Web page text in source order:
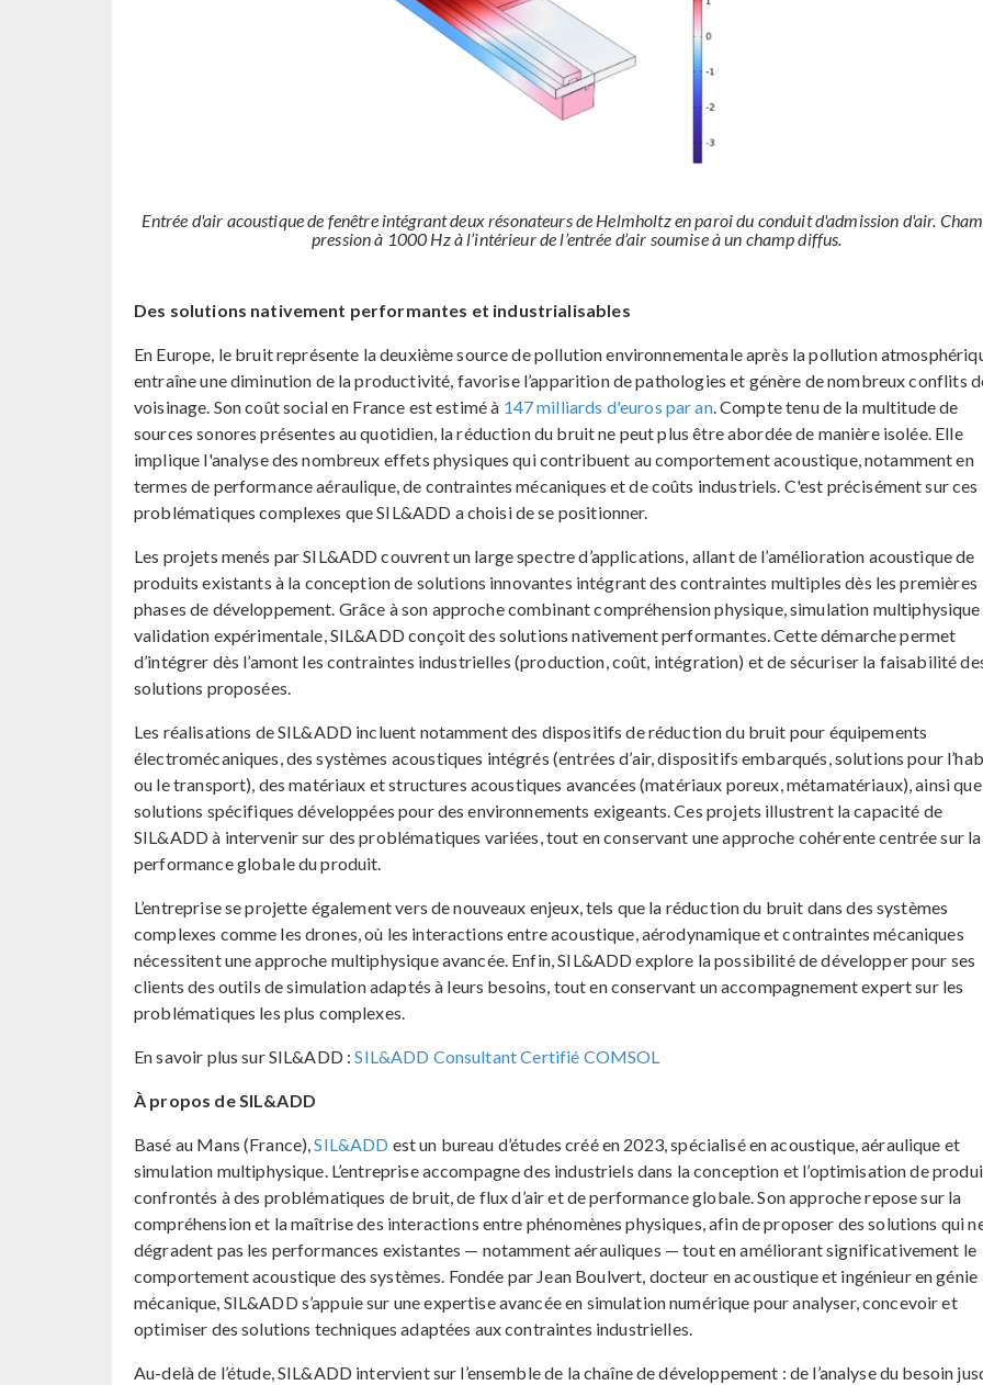
Entrée d'air acoustique de fenêtre intégrant deux résonateurs de Helmholtz en paroi du conduit d'admission d'air.
pression à 1000 Hz à l’intérieur de l’entrée d’air soumise à un champ diffus.
Des solutions nativement performantes et industrialisables
En Europe, le bruit représente la deuxième source de pollution environnementale après la pollution
entraîne une diminution de la productivité, favorise l’apparition de pathologies et génère de nombreux conflits
voisinage. Son coût social en France est estimé à 147 milliards d'euros par an. Compte tenu de la multitude de
sources sonores présentes au quotidien, la réduction du bruit ne peut plus être abordée de manière isolée. Elle
implique l'analyse des nombreux effets physiques qui contribuent au comportement acoustique, notamment en
termes de performance aéraulique, de contraintes mécaniques et de coûts industriels. C'est précisément sur ces
problématiques complexes que SIL&ADD a choisi de se positionner.
Les projets menés par SIL&ADD couvrent un large spectre d’applications, allant de l’amélioration acoustique de
produits existants à la conception de solutions innovantes intégrant des contraintes multiples dès les premières
phases de développement. Grâce à son approche combinant compréhension physique, simulation
validation expérimentale, SIL&ADD conçoit des solutions nativement performantes. Cette démarche permet
d’intégrer dès l’amont les contraintes industrielles (production, coût, intégration) et de sécuriser la faisabilité
solutions proposées.
Les réalisations de SIL&ADD incluent notamment des dispositifs de réduction du bruit pour équipements
électromécaniques, des systèmes acoustiques intégrés (entrées d’air, dispositifs embarqués, solutions pour
ou le transport), des matériaux et structures acoustiques avancées (matériaux poreux, métamatériaux), ainsi que
solutions spécifiques développées pour des environnements exigeants. Ces projets illustrent la capacité de
SIL&ADD à intervenir sur des problématiques variées, tout en conservant une approche cohérente centrée sur la
performance globale du produit.
L’entreprise se projette également vers de nouveaux enjeux, tels que la réduction du bruit dans des systèmes
complexes comme les drones, où les interactions entre acoustique, aérodynamique et contraintes mécaniques
nécessitent une approche multiphysique avancée. Enfin, SIL&ADD explore la possibilité de développer pour ses
clients des outils de simulation adaptés à leurs besoins, tout en conservant un accompagnement expert sur les
problématiques les plus complexes.
En savoir plus sur SIL&ADD :SIL&ADD Consultant Certifié COMSOL
À propos de SIL&ADD
Basé au Mans (France),SIL&ADD est un bureau d’études créé en 2023, spécialisé en acoustique, aéraulique et
simulation multiphysique. L’entreprise accompagne des industriels dans la conception et l’optimisation de
confrontés à des problématiques de bruit, de flux d’air et de performance globale. Son approche repose sur la
compréhension et la maîtrise des interactions entre phénomènes physiques, afin de proposer des solutions qui
dégradent pas les performances existantes — notamment aérauliques — tout en améliorant significativement le
comportement acoustique des systèmes. Fondée par Jean Boulvert, docteur en acoustique et ingénieur en génie
mécanique, SIL&ADD s’appuie sur une expertise avancée en simulation numérique pour analyser, concevoir et
optimiser des solutions techniques adaptées aux contraintes industrielles.
Au-delà de l’étude, SIL&ADD intervient sur l’ensemble de la chaîne de développement : de l’analyse du besoin